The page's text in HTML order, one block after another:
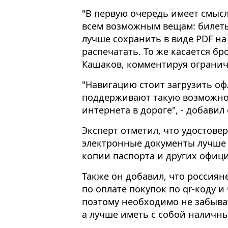
"В первую очередь имеет
всем возможным вещам:
лучше сохранить в виде PDF
распечатать. То же касается
Кашаков, комментируя
"Навигацию стоит загрузить
поддерживают такую
интернета в дороге", - добавил
Эксперт отметил, что
электронные документы лучше
копии паспорта и других
Также он добавил, что
по оплате покупок по qr-коду
поэтому необходимо не
а лучше иметь с собой